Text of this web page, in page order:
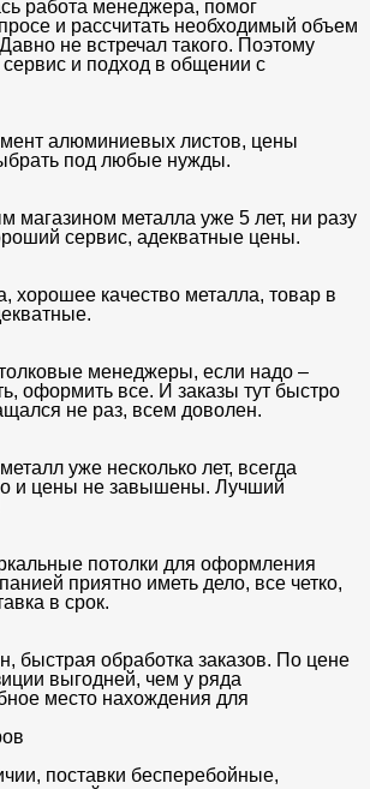
работа менеджера, помог
и рассчитать необходимый объем
не встречал такого. Поэтому
сервис и подход в общении с
алюминиевых листов, цены
под любые нужды.
магазином металла уже 5 лет, ни разу
сервис, адекватные цены.
хорошее качество металла, товар в
менеджеры, если надо –
оформить все. И заказы тут быстро
не раз, всем доволен.
уже несколько лет, всегда
и цены не завышены. Лучший
потолки для оформления
приятно иметь дело, все четко,
в срок.
быстрая обработка заказов. По цене
выгодней, чем у ряда
место нахождения для
поставки бесперебойные,